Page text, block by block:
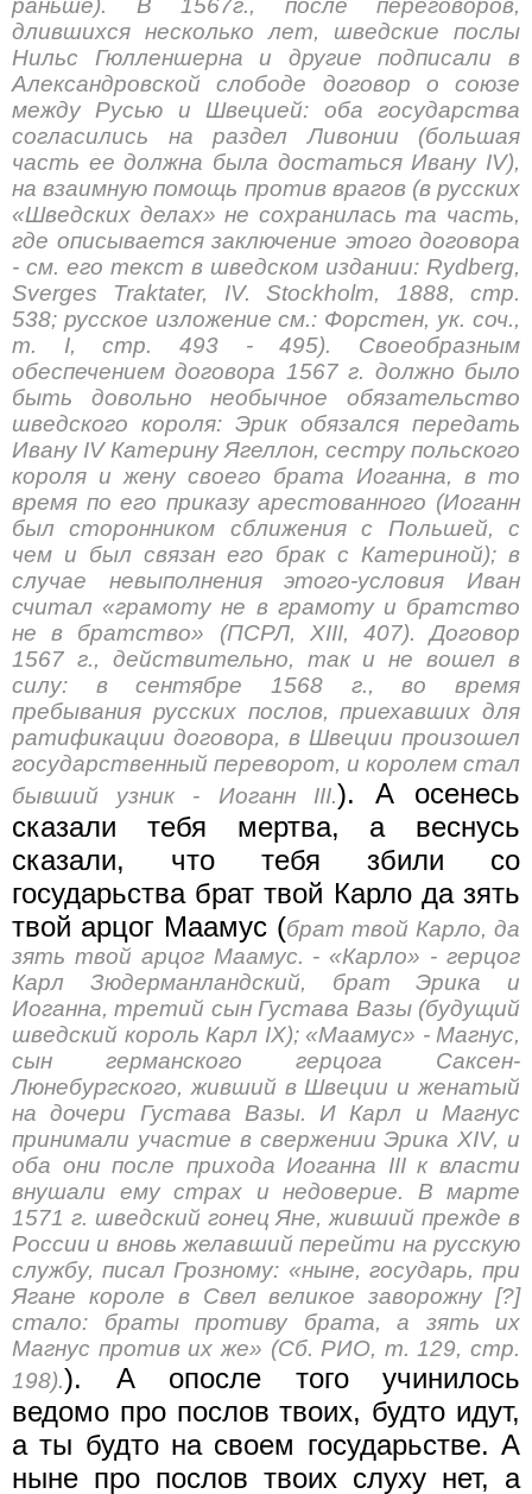
длившихся несколько лет, шведские послы
Нильс Гюлленшерна и другие подписали в
Александровской слободе договор о союзе
между Русью и Швецией: оба государства
согласились на раздел Ливонии (большая
часть ее должна была достаться Ивану IV),
на взаимную помощь против врагов (в русских
«Шведских делах» не сохранилась та часть,
где описывается заключение этого договора
- см. его текст в шведском издании: Rydberg,
Sverges Traktater, IV. Stockholm, 1888, стр.
538; русское изложение см.: Форстен, ук. соч.,
т. I, стр. 493 - 495). Своеобразным
обеспечением договора 1567 г. должно было
быть довольно необычное обязательство
шведского короля: Эрик обязался передать
Ивану IV Катерину Ягеллон, сестру польского
короля и жену своего брата Иоганна, в то
время по его приказу арестованного (Иоганн
был сторонником сближения с Польшей, с
чем и был связан его брак с Катериной); в
случае невыполнения этого-условия Иван
считал «грамоту не в грамоту и братство
не в братство» (ПСРЛ, XIII, 407). Договор
1567 г., действительно, так и не вошел в
силу: в сентябре 1568 г., во время
пребывания русских послов, приехавших для
ратификации договора, в Швеции произошел
государственный переворот, и королем стал
бывший узник - Иоганн III.). А осенесь
сказали тебя мертва, а веснусь
сказали, что тебя збили со
государьства брат твой Карло да зять
твой арцог Маамус (брат твой Карло, да
зять твой арцог Маамус. - «Карло» - герцог
Карл Зюдерманландский, брат Эрика и
Иоганна, третий сын Густава Вазы (будущий
шведский король Карл IX); «Маамус» - Магнус,
сын германского герцога Саксен-
Люнебургского, живший в Швеции и женатый
на дочери Густава Вазы. И Карл и Магнус
принимали участие в свержении Эрика XIV, и
оба они после прихода Иоганна III к власти
внушали ему страх и недоверие. В марте
1571 г. шведский гонец Яне, живший прежде в
России и вновь желавший перейти на русскую
службу, писал Грозному: «ныне, государь, при
Ягане короле в Свел великое заворожну [?]
стало: браты противу брата, а зять их
Магнус против их же» (Сб. РИО, т. 129, стр.
198).). А опосле того учинилось
ведомо про послов твоих, будто идут,
а ты будто на своем государьстве. А
ныне про послов твоих слуху нет, а